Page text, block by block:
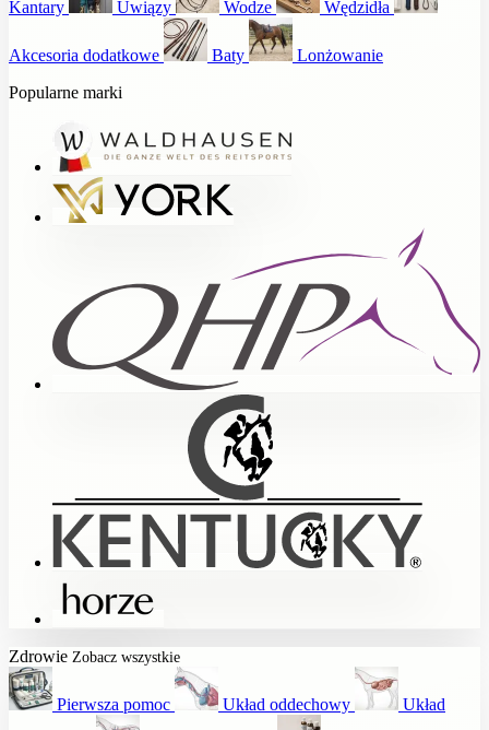
Kantary Uwiązy Wodze Wędzidła
Akcesoria dodatkowe Baty
Lonżowanie
Popularne marki
Zdrowie Zobacz wszystkie
Pierwsza pomoc Układ oddechowy Układ